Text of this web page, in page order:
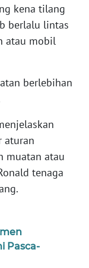
kena tilang
berlalu lintas
atau mobil
berlebihan
aturan
muatan atau
tenaga
Pasca-